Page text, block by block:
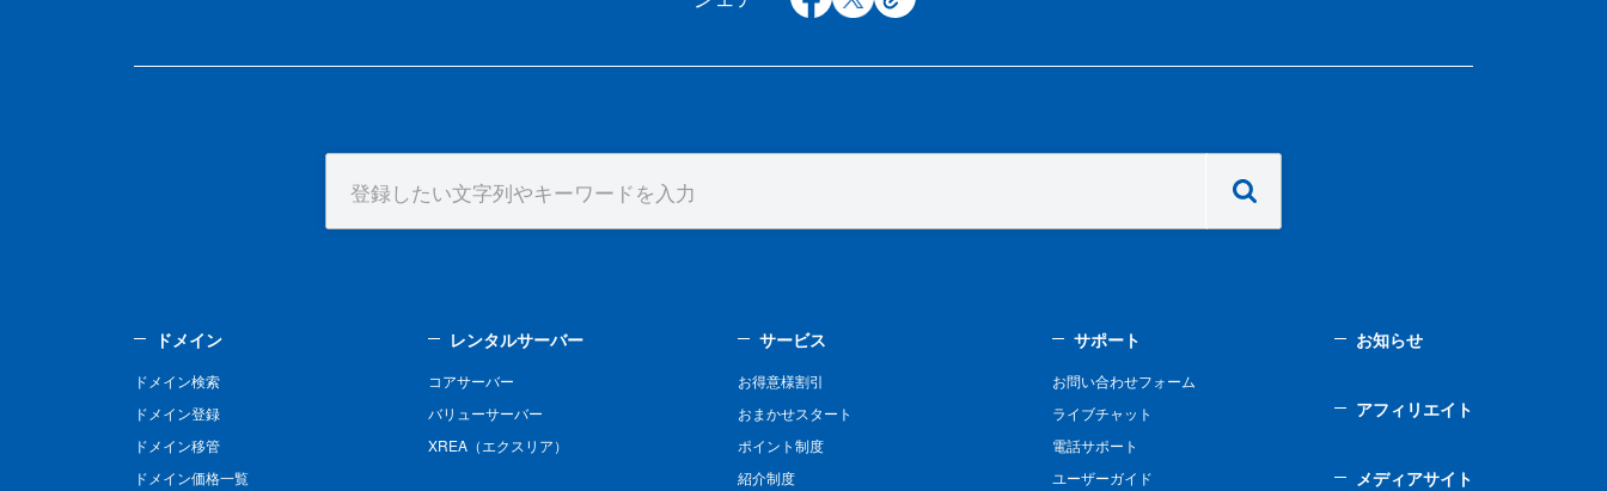
ドメイン
ドメイン検索
ドメイン登録
ドメイン移管
ドメイン価格一覧
レンタルサーバー
コアサーバー
バリューサーバー
XREA（エクスリア）
サービス
お得意様割引
おまかせスタート
ポイント制度
紹介制度
サポート
お問い合わせフォーム
ライブチャット
電話サポート
ユーザーガイド
お知らせ
アフィリエイト
メディアサイト